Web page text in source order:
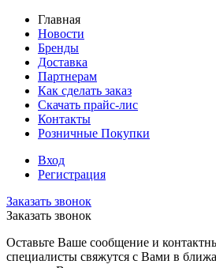
Главная
Новости
Бренды
Доставка
Партнерам
Как сделать заказ
Скачать прайс-лис
Контакты
Розничные Покупки
Вход
Регистрация
Заказать звонок
Заказать звонок
Оставьте Ваше сообщение и
специалисты свяжутся с Вами в